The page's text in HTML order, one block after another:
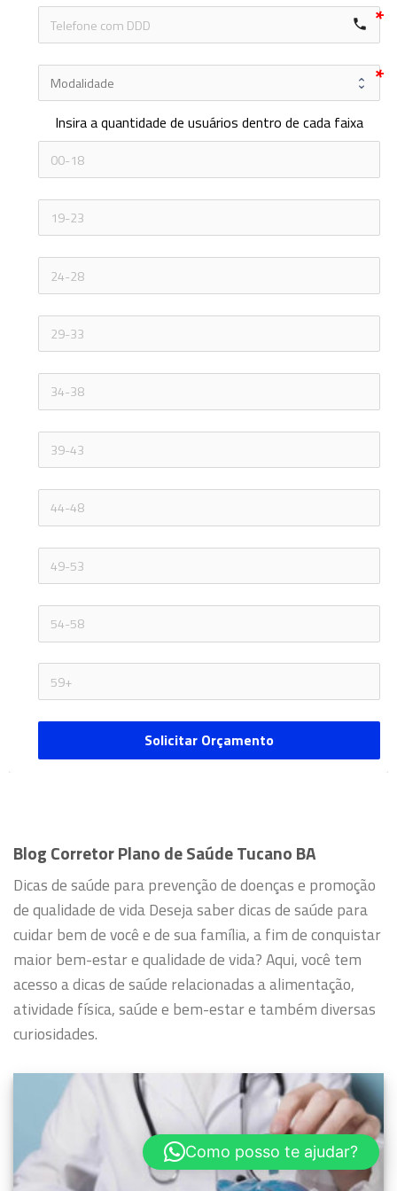
local_phone
Insira a quantidade de usuários dentro de cada faixa
Solicitar Orçamento
Blog Corretor Plano de Saúde Tucano BA
Dicas de saúde para prevenção de doenças e promoção
de qualidade de vidaDeseja saber dicas de saúde para
cuidar bem de você e de sua família, a fim de conquistar
maior bem-estar e qualidade de vida?Aqui, você tem
acesso a dicas de saúde relacionadas a alimentação,
atividade física, saúde e bem-estar e também diversas
curiosidades.
Como posso te ajudar?